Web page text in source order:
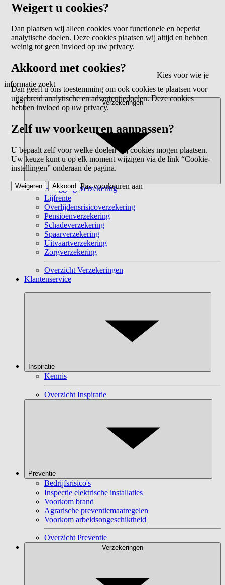
Kies voor wie je
informatie zoekt
Verzekeringen
Beleggingsverzekering
Lijfrente
Overlijdensrisicoverzekering
Pensioenverzekering
Schadeverzekering
Spaarverzekering
Uitvaartverzekering
Zorgverzekering
Overzicht Verzekeringen
Klantenservice
Inspiratie
Kennis
Overzicht Inspiratie
Preventie
Bedrijfsrisico's
Inspectie elektrische installaties
Voorkom brand
Agrarische preventiemaatregelen
Voorkom arbeidsongeschiktheid
Overzicht Preventie
Verzekeringen
Weigert u cookies?
Dan plaatsen wij alleen cookies voor functionele en beperkt
analytische doelen. Deze cookies plaatsen wij altijd en hebben
weinig tot geen invloed op uw privacy.
Akkoord met cookies?
Dan geeft u ons toestemming om ook cookies te plaatsen voor
uitgebreid analytische en advertentiedoelen. Deze cookies
hebben invloed op uw privacy.
Zelf uw voorkeuren aanpassen?
U bepaalt zelf voor welke doelen wij cookies mogen plaatsen.
Uw keuze kunt u op elk moment wijzigen via de link “Cookie-
instellingen” onderaan de pagina.
Pas voorkeuren aan
Weigeren Akkoord